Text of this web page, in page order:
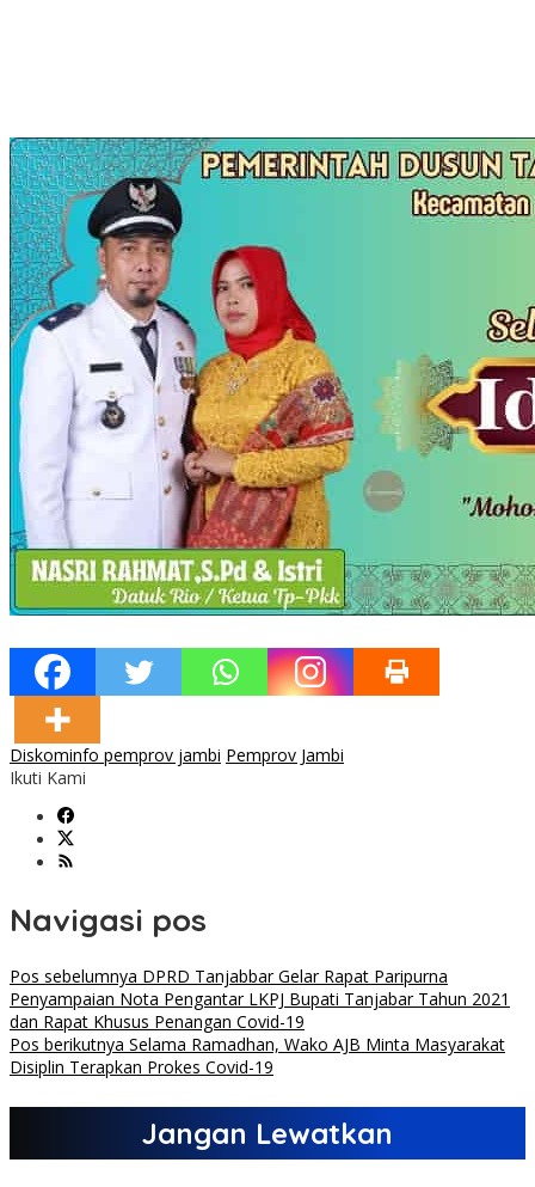
Diskominfo pemprov jambi Pemprov Jambi
Ikuti Kami
Navigasi pos
Pos sebelumnya DPRD Tanjabbar Gelar Rapat Paripurna
Penyampaian Nota Pengantar LKPJ Bupati Tanjabar Tahun 2021
dan Rapat Khusus Penangan Covid-19
Pos berikutnya Selama Ramadhan, Wako AJB Minta Masyarakat
Disiplin Terapkan Prokes Covid-19
Jangan Lewatkan